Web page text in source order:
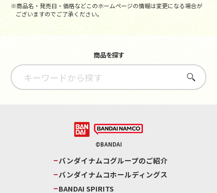
※商品名・発売日・価格などこのホームページの情報は変更になる場合が
ございますのでご了承ください。
商品を探す
さがす
©BANDAI
バンダイナムコグループのご紹介
バンダイナムコホールディングス
BANDAI SPIRITS